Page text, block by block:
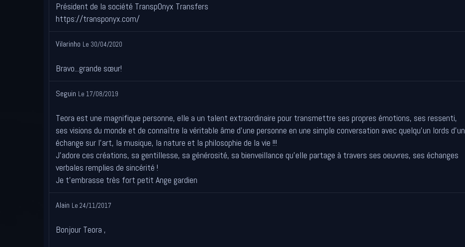
Président de la société TranspOnyx Transfers
https://transponyx.com/
Vilarinho Le 30/04/2020
Bravo...grande sœur!
Seguin Le 17/08/2019
Teora est une magnifique personne, elle a un talent extraordinaire pour transmettre ses propres émotions, ses ressenti,
ses visions du monde et de connaître la véritable âme d'une personne en une simple conversation avec quelqu'un lords d'un
échange sur l'art, la musique, la nature et la philosophie de la vie !!!
J'adore ces créations, sa gentillesse, sa générosité, sa bienveillance qu'elle partage à travers ses oeuvres, ses échanges
verbales remplies de sincérité !
Je t'embrasse très fort petit Ange gardien
Alain Le 24/11/2017
Bonjour Teora ,